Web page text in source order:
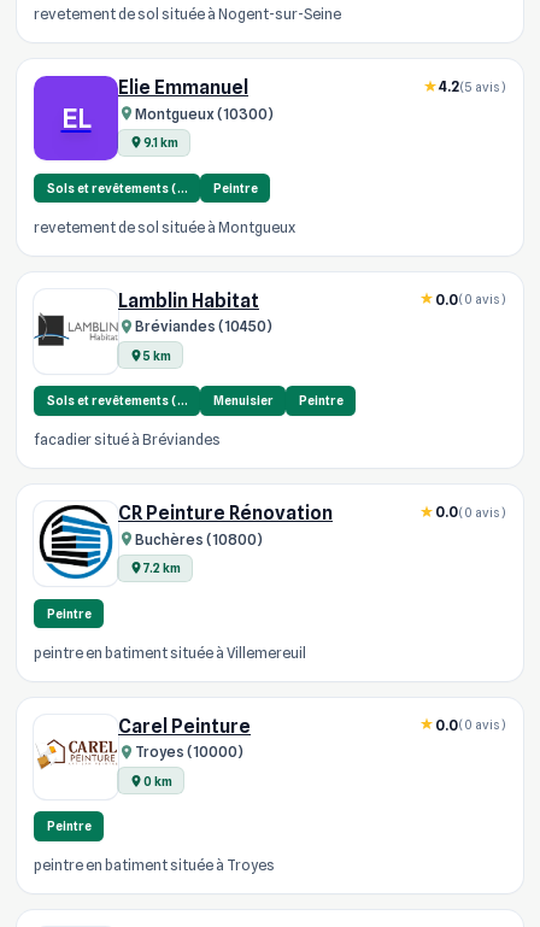
revetement de sol située à Nogent-sur-Seine
EL
Elie Emmanuel
Montgueux (10300)
9.1 km
4.2(5 avis)
Sols et revêtements (… Peintre
revetement de sol située à Montgueux
Lamblin Habitat
Bréviandes (10450)
5 km
0.0(0 avis)
Sols et revêtements (… Menuisier Peintre
facadier situé à Bréviandes
CR Peinture Rénovation
Buchères (10800)
7.2 km
0.0(0 avis)
Peintre
peintre en batiment située à Villemereuil
Carel Peinture
Troyes (10000)
0 km
0.0(0 avis)
Peintre
peintre en batiment située à Troyes